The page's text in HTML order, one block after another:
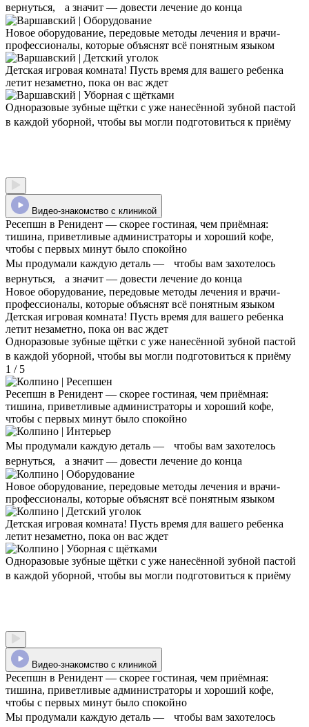
вернуться, а значит — довести лечение до конца
Новое оборудование, передовые методы лечения и врачи-
профессионалы, которые объяснят всё понятным языком
Детская игровая комната! Пусть время для вашего ребенка
летит незаметно, пока он вас ждет
Одноразовые зубные щётки с уже нанесённой зубной пастой
в каждой уборной, чтобы вы могли подготовиться к приёму
Видео-знакомство с клиникой
Ресепшн в Ренидент — скорее гостиная, чем приёмная:
тишина, приветливые администраторы и хороший кофе,
чтобы с первых минут было спокойно
Мы продумали каждую деталь — чтобы вам захотелось
вернуться, а значит — довести лечение до конца
Новое оборудование, передовые методы лечения и врачи-
профессионалы, которые объяснят всё понятным языком
Детская игровая комната! Пусть время для вашего ребенка
летит незаметно, пока он вас ждет
Одноразовые зубные щётки с уже нанесённой зубной пастой
в каждой уборной, чтобы вы могли подготовиться к приёму
1 / 5
Ресепшн в Ренидент — скорее гостиная, чем приёмная:
тишина, приветливые администраторы и хороший кофе,
чтобы с первых минут было спокойно
Мы продумали каждую деталь — чтобы вам захотелось
вернуться, а значит — довести лечение до конца
Новое оборудование, передовые методы лечения и врачи-
профессионалы, которые объяснят всё понятным языком
Детская игровая комната! Пусть время для вашего ребенка
летит незаметно, пока он вас ждет
Одноразовые зубные щётки с уже нанесённой зубной пастой
в каждой уборной, чтобы вы могли подготовиться к приёму
Видео-знакомство с клиникой
Ресепшн в Ренидент — скорее гостиная, чем приёмная:
тишина, приветливые администраторы и хороший кофе,
чтобы с первых минут было спокойно
Мы продумали каждую деталь — чтобы вам захотелось